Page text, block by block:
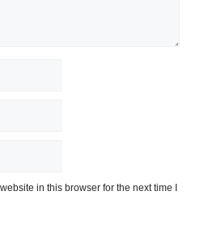
in this browser for the next time I